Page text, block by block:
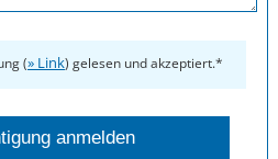
(» Link) gelesen und akzeptiert.*